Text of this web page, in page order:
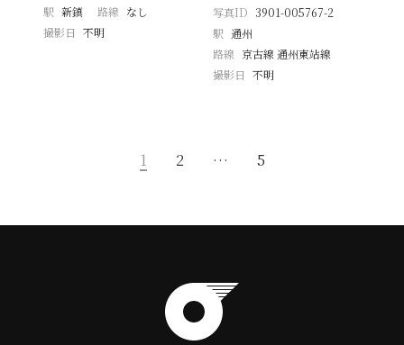
駅 新鎮 路線 なし
撮影日
不明
写真ID 3901-005767-2
駅 通州
路線 京古線 通州東站線
撮影日 不明
1 2 … 5